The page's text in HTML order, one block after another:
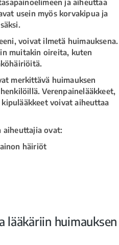
ja aiheuttaa
usein myös korvakipua ja
voivat ilmetä huimauksena.
muitakin oireita, kuten
merkittävä huimauksen
Verenpainelääkkeet,
voivat aiheuttaa
aiheuttajia ovat:
häiriöt
lääkäriin huimauksen